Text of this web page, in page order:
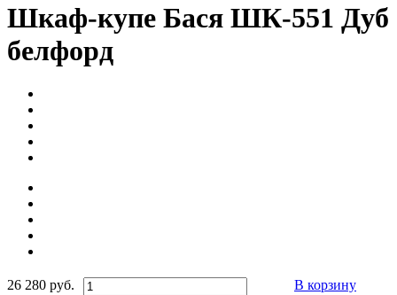
Шкаф-купе Бася ШК-551 Дуб
белфорд
26 280 руб.
В корзину